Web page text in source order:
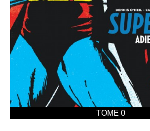
TOME 0